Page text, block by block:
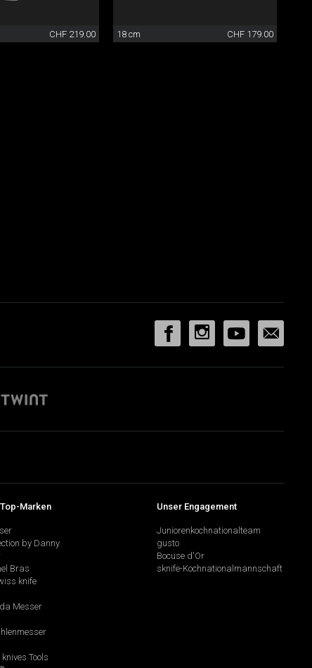
CHF 219.00 18 cm CHF 179.00
Marken
by Danny
Bras
knife
Messer
Tools
Unser Engagement
Juniorenkochnationalteam
gusto
Bocuse d'Or
sknife-Kochnationalmannschaft